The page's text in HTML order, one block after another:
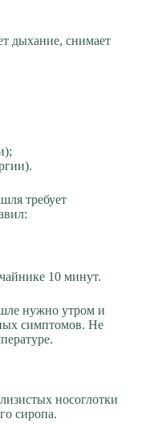
дыхание, снимает
требует
10 минут.
нужно утром и
симптомов. Не
носоглотки
сиропа.